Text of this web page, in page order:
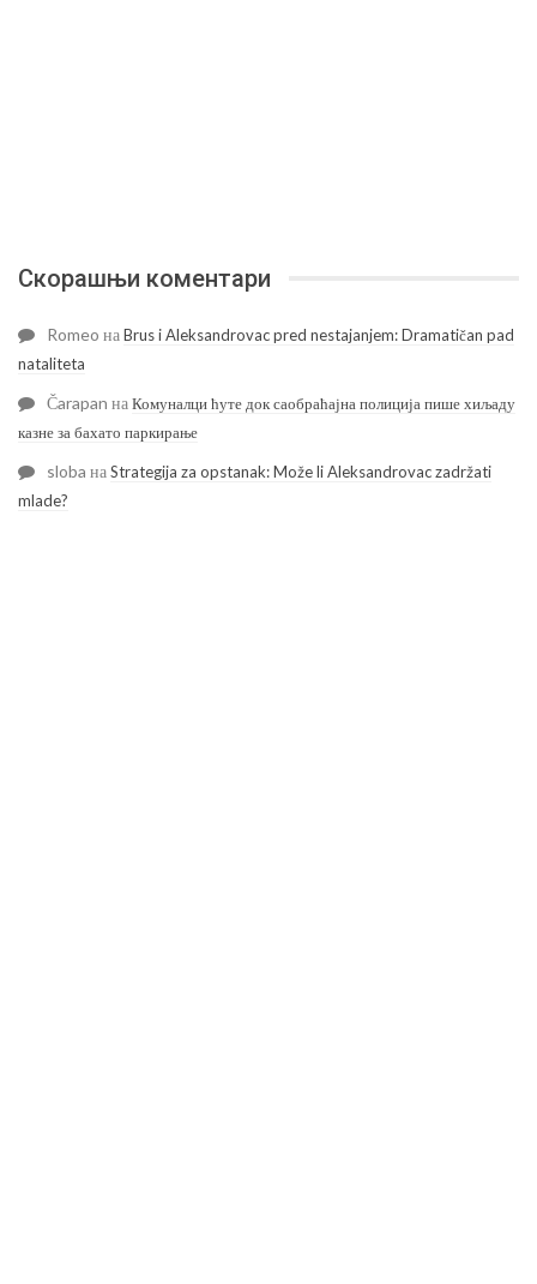
Скорашњи коментари
Romeo наBrus i Aleksandrovac pred nestajanjem: Dramatičan pad
nataliteta
Čarapan наКомуналци ћуте док саобраћајна полиција пише хиљаду
казне за бахато паркирање
sloba наStrategija za opstanak: Može li Aleksandrovac zadržati
mlade?